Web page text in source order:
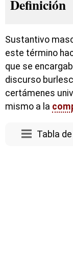
Definición
Sustantivo
este término
que se
discurso
certámenes
mismo a la
Tabla